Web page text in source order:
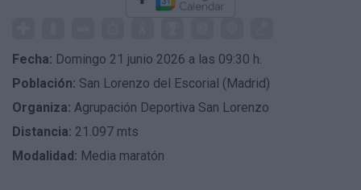
Fecha: Domingo 21 junio 2026 a las 09:30 h.
Población: San Lorenzo del Escorial (Madrid)
Organiza: Agrupación Deportiva San Lorenzo
Distancia: 21.097 mts
Modalidad: Media maratón